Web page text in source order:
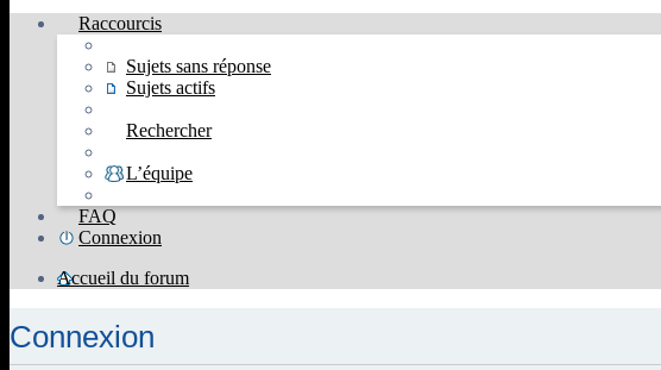
Raccourcis
Sujets sans réponse
Sujets actifs
Rechercher
L’équipe
FAQ
Connexion
Accueil du forum
Connexion